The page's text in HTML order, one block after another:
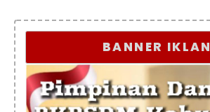
BANNER IKLAN